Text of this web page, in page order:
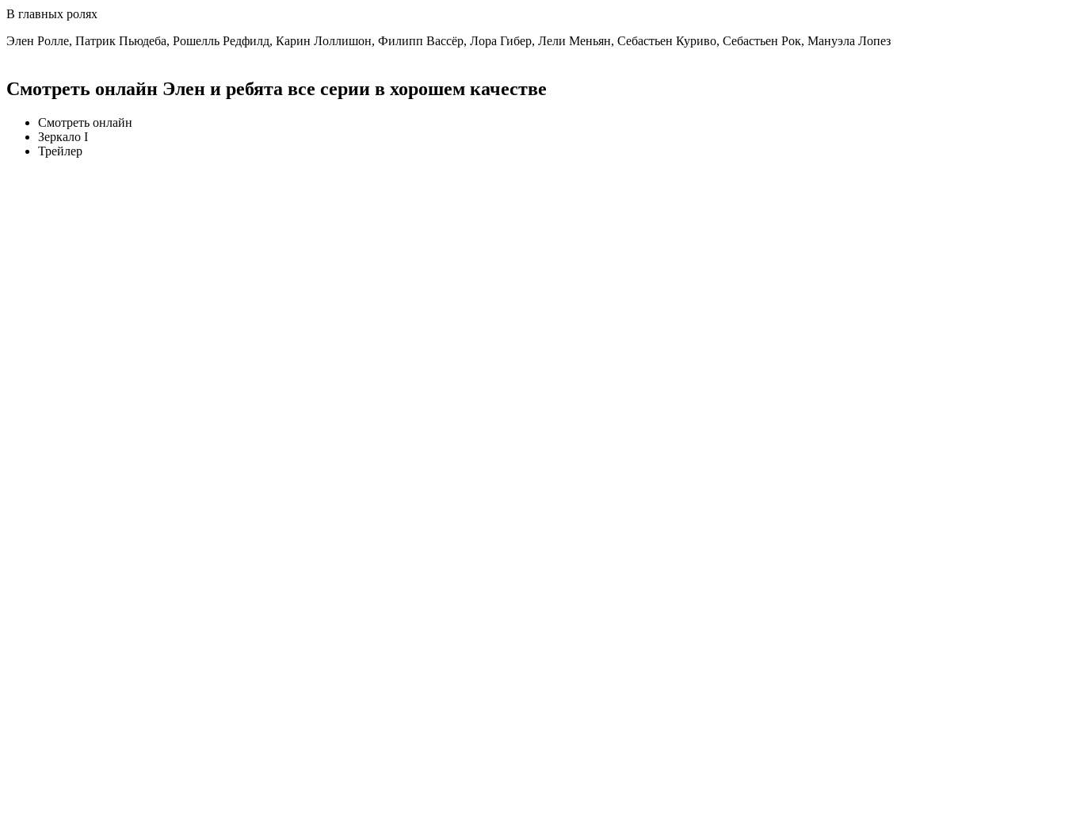
В главных ролях
Элен Ролле, Патрик Пьюдеба, Рошелль Редфилд, Карин Лоллишон, Филипп Вассёр, Лора Гибер, Лели Меньян, Себастьен Куриво, Себастьен Рок, Мануэла Лопез
Смотреть онлайн Элен и ребята все серии в хорошем качестве
Смотреть онлайн
Зеркало I
Трейлер